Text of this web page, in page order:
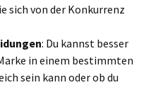
sich von der Konkurrenz
: Du kannst besser
in einem bestimmten
sein kann oder ob du